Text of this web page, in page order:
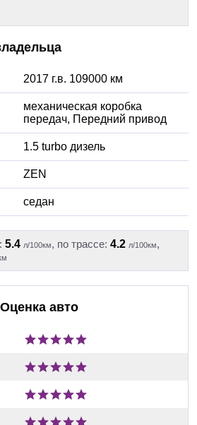
2017 г.в. 109000 км
механическая коробка
передач, Передний привод
1.5 turbo дизель
ZEN
седан
5.4 л/100км, по трассе: 4.2 л/100км,
Оценка авто